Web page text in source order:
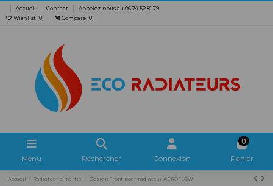
Accueil Contact
Appelez-nous au 06 74 52 81 79
Wishlist (0) Compare (0)
Menu Rechercher Connexion
0
Panier
Accueil Radiateur à Inertie Design Front pour radiateur AEROFLOW